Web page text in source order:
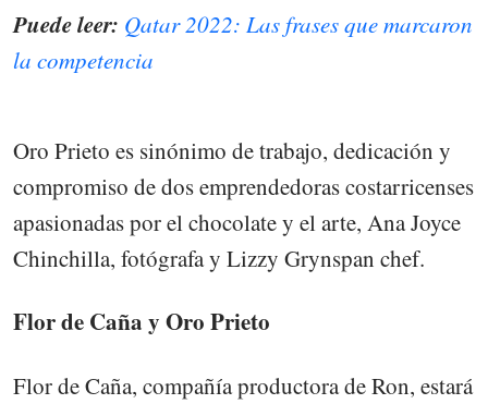
Puede leer: Qatar 2022: Las frases que marcaron
la competencia
Oro Prieto es sinónimo de trabajo, dedicación y
compromiso de dos emprendedoras costarricenses
apasionadas por el chocolate y el arte, Ana Joyce
Chinchilla, fotógrafa y Lizzy Grynspan chef.
Flor de Caña y Oro Prieto
Flor de Caña, compañía productora de Ron, estará